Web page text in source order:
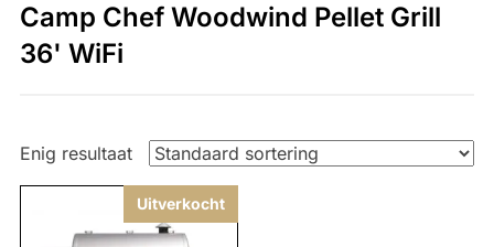
Camp Chef Woodwind Pellet Grill
36' WiFi
Enig resultaat
Uitverkocht